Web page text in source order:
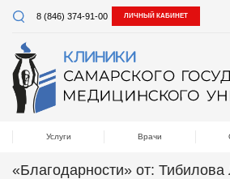
8 (846) 374-91-00 ЛИЧНЫЙ КАБИНЕТ
Услуги Врачи
«Благодарности» от: